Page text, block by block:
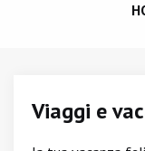
Viaggi e